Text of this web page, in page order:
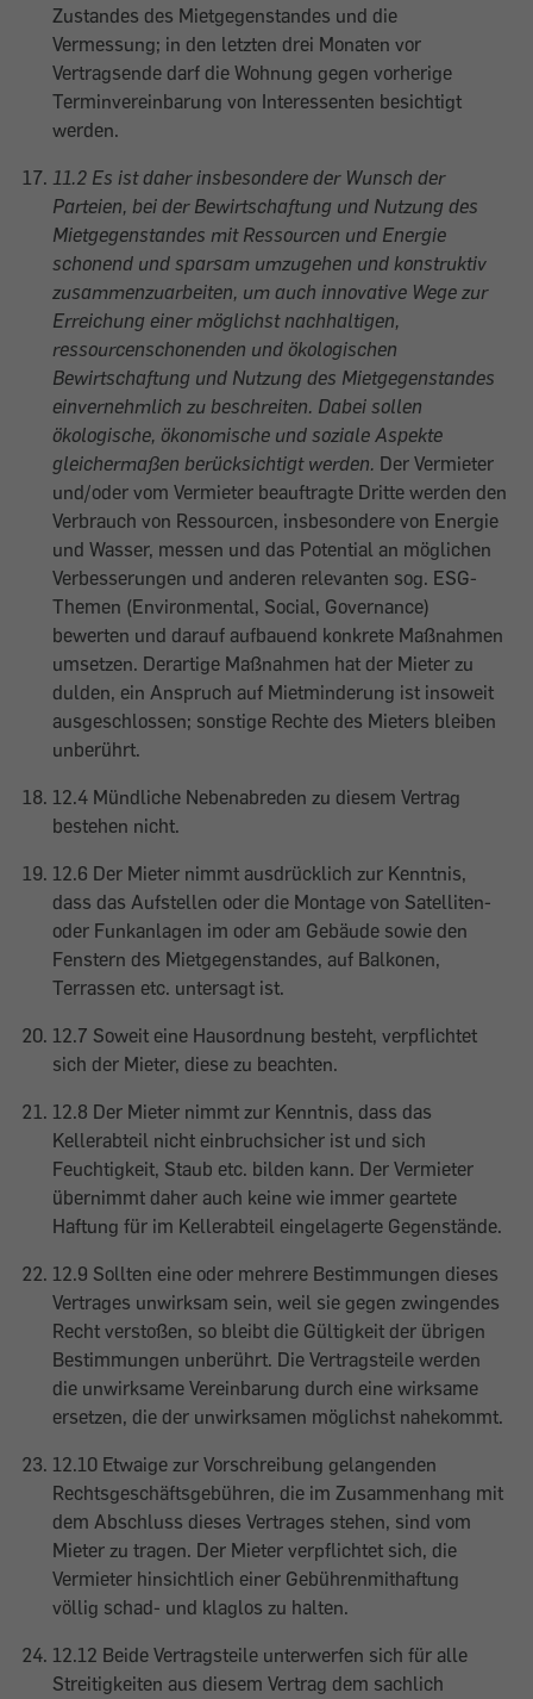
Zustandes des Mietgegenstandes und die
Vermessung; in den letzten drei Monaten vor
Vertragsende darf die Wohnung gegen vorherige
Terminvereinbarung von Interessenten besichtigt
werden.
11.2 Es ist daher insbesondere der Wunsch der
Parteien, bei der Bewirtschaftung und Nutzung des
Mietgegenstandes mit Ressourcen und Energie
schonend und sparsam umzugehen und konstruktiv
zusammenzuarbeiten, um auch innovative Wege zur
Erreichung einer möglichst nachhaltigen,
ressourcenschonenden und ökologischen
Bewirtschaftung und Nutzung des Mietgegenstandes
einvernehmlich zu beschreiten. Dabei sollen
ökologische, ökonomische und soziale Aspekte
gleichermaßen berücksichtigt werden. Der Vermieter
und/oder vom Vermieter beauftragte Dritte werden den
Verbrauch von Ressourcen, insbesondere von Energie
und Wasser, messen und das Potential an möglichen
Verbesserungen und anderen relevanten sog. ESG-
Themen (Environmental, Social, Governance)
bewerten und darauf aufbauend konkrete Maßnahmen
umsetzen. Derartige Maßnahmen hat der Mieter zu
dulden, ein Anspruch auf Mietminderung ist insoweit
ausgeschlossen; sonstige Rechte des Mieters bleiben
unberührt.
12.4 Mündliche Nebenabreden zu diesem Vertrag
bestehen nicht.
12.6 Der Mieter nimmt ausdrücklich zur Kenntnis,
dass das Aufstellen oder die Montage von Satelliten-
oder Funkanlagen im oder am Gebäude sowie den
Fenstern des Mietgegenstandes, auf Balkonen,
Terrassen etc. untersagt ist.
12.7 Soweit eine Hausordnung besteht, verpflichtet
sich der Mieter, diese zu beachten.
12.8 Der Mieter nimmt zur Kenntnis, dass das
Kellerabteil nicht einbruchsicher ist und sich
Feuchtigkeit, Staub etc. bilden kann. Der Vermieter
übernimmt daher auch keine wie immer geartete
Haftung für im Kellerabteil eingelagerte Gegenstände.
12.9 Sollten eine oder mehrere Bestimmungen dieses
Vertrages unwirksam sein, weil sie gegen zwingendes
Recht verstoßen, so bleibt die Gültigkeit der übrigen
Bestimmungen unberührt. Die Vertragsteile werden
die unwirksame Vereinbarung durch eine wirksame
ersetzen, die der unwirksamen möglichst nahekommt.
12.10 Etwaige zur Vorschreibung gelangenden
Rechtsgeschäftsgebühren, die im Zusammenhang mit
dem Abschluss dieses Vertrages stehen, sind vom
Mieter zu tragen. Der Mieter verpflichtet sich, die
Vermieter hinsichtlich einer Gebührenmithaftung
völlig schad- und klaglos zu halten.
12.12 Beide Vertragsteile unterwerfen sich für alle
Streitigkeiten aus diesem Vertrag dem sachlich